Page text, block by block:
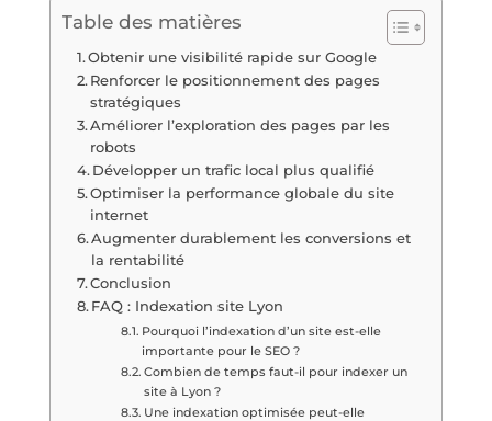
Table des matières
Obtenir une visibilité rapide sur Google
Renforcer le positionnement des pages
stratégiques
Améliorer l’exploration des pages par les
robots
Développer un trafic local plus qualifié
Optimiser la performance globale du site
internet
Augmenter durablement les conversions et
la rentabilité
Conclusion
FAQ : Indexation site Lyon
Pourquoi l’indexation d’un site est-elle
importante pour le SEO ?
Combien de temps faut-il pour indexer un
site à Lyon ?
Une indexation optimisée peut-elle